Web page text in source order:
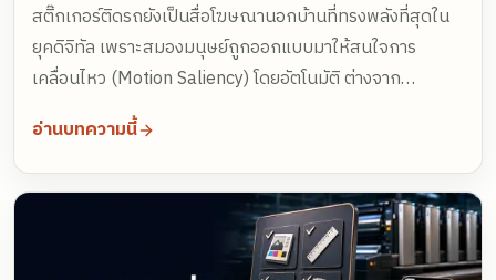
สติ๊กเกอร์ติดรถยังเป็นสื่อโฆษณานอกบ้านที่ทรงพลังที่สุดใน
ยุคดิจิทัล เพราะสมองมนุษย์ถูกออกแบบมาให้สนใจการ
เคลื่อนไหว (Motion Saliency) โดยอัตโนมัติ ต่างจาก
แบนเนอร์ออนไลน์ที่คนเรียนรู้จะมองข้าม (Banner
Blindness) งานวิจัยจาก OAAA ร่วมกับ Nielsen พบว่าคน
อเมริกัน 98% สังเกตเห็นโฆษณาบนรถ และจดจำข้อความได้
ถึง 97% เทียบกับป้ายดิจิทัลทั่วไปที่จำได้เพียง 19% ขณะที่
ต้นทุนต่อการมองเห็น 1,000 ครั้ง (CPM) อยู่ที่เพียง 0.04–
อ่านบทความนี้